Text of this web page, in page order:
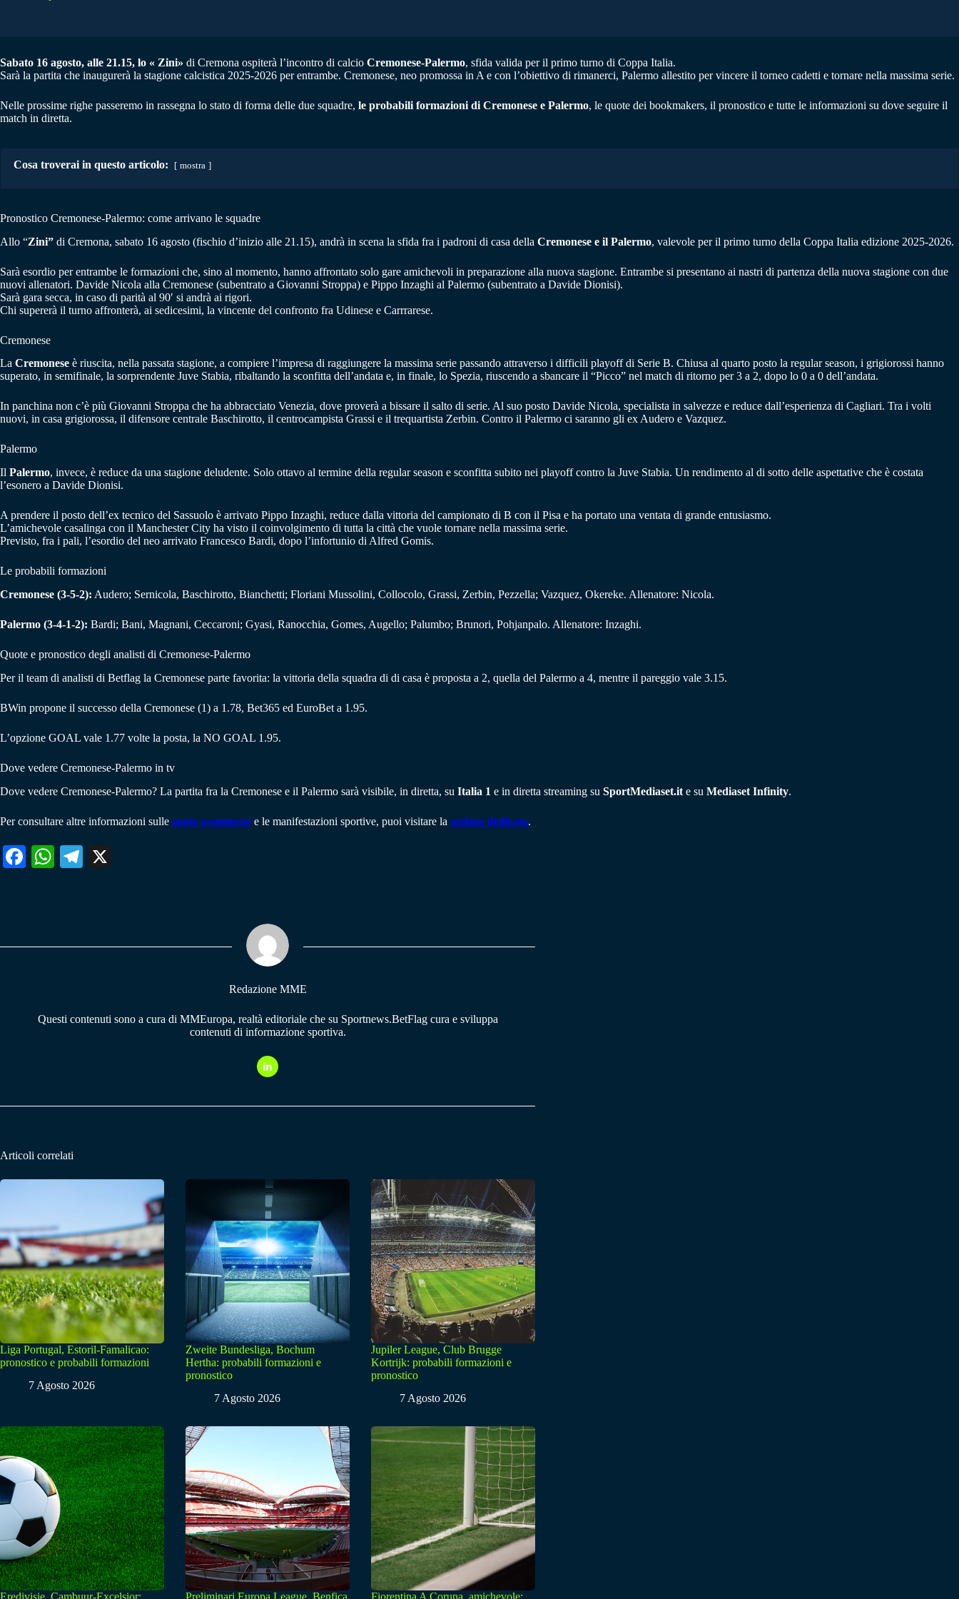
Sabato 16 agosto, alle 21.15, lo « Zini» di Cremona ospiterà l’incontro di calcio Cremonese-Palermo, sfida valida per il primo turno di Coppa Italia.
Sarà la partita che inaugurerà la stagione calcistica 2025-2026 per entrambe. Cremonese, neo promossa in A e con l’obiettivo di rimanerci, Palermo allestito per vincere il torneo cadetti e tornare nella massima serie.
Nelle prossime righe passeremo in rassegna lo stato di forma delle due squadre, le probabili formazioni di Cremonese e Palermo, le quote dei bookmakers, il pronostico e tutte le informazioni su dove seguire il
match in diretta.
Cosa troverai in questo articolo: mostra
Pronostico Cremonese-Palermo: come arrivano le squadre
Allo “Zini” di Cremona, sabato 16 agosto (fischio d’inizio alle 21.15), andrà in scena la sfida fra i padroni di casa della Cremonese e il Palermo, valevole per il primo turno della Coppa Italia edizione 2025-2026.
Sarà esordio per entrambe le formazioni che, sino al momento, hanno affrontato solo gare amichevoli in preparazione alla nuova stagione. Entrambe si presentano ai nastri di partenza della nuova stagione con due
nuovi allenatori. Davide Nicola alla Cremonese (subentrato a Giovanni Stroppa) e Pippo Inzaghi al Palermo (subentrato a Davide Dionisi).
Sarà gara secca, in caso di parità al 90′ si andrà ai rigori.
Chi supererà il turno affronterà, ai sedicesimi, la vincente del confronto fra Udinese e Carrrarese.
Cremonese
La Cremonese è riuscita, nella passata stagione, a compiere l’impresa di raggiungere la massima serie passando attraverso i difficili playoff di Serie B. Chiusa al quarto posto la regular season, i grigiorossi hanno
superato, in semifinale, la sorprendente Juve Stabia, ribaltando la sconfitta dell’andata e, in finale, lo Spezia, riuscendo a sbancare il “Picco” nel match di ritorno per 3 a 2, dopo lo 0 a 0 dell’andata.
In panchina non c’è più Giovanni Stroppa che ha abbracciato Venezia, dove proverà a bissare il salto di serie. Al suo posto Davide Nicola, specialista in salvezze e reduce dall’esperienza di Cagliari. Tra i volti
nuovi, in casa grigiorossa, il difensore centrale Baschirotto, il centrocampista Grassi e il trequartista Zerbin. Contro il Palermo ci saranno gli ex Audero e Vazquez.
Palermo
Il Palermo, invece, è reduce da una stagione deludente. Solo ottavo al termine della regular season e sconfitta subito nei playoff contro la Juve Stabia. Un rendimento al di sotto delle aspettative che è costata
l’esonero a Davide Dionisi.
A prendere il posto dell’ex tecnico del Sassuolo è arrivato Pippo Inzaghi, reduce dalla vittoria del campionato di B con il Pisa e ha portato una ventata di grande entusiasmo.
L’amichevole casalinga con il Manchester City ha visto il coinvolgimento di tutta la città che vuole tornare nella massima serie.
Previsto, fra i pali, l’esordio del neo arrivato Francesco Bardi, dopo l’infortunio di Alfred Gomis.
Le probabili formazioni
Cremonese (3-5-2): Audero; Sernicola, Baschirotto, Bianchetti; Floriani Mussolini, Collocolo, Grassi, Zerbin, Pezzella; Vazquez, Okereke. Allenatore: Nicola.
Palermo (3-4-1-2): Bardi; Bani, Magnani, Ceccaroni; Gyasi, Ranocchia, Gomes, Augello; Palumbo; Brunori, Pohjanpalo. Allenatore: Inzaghi.
Quote e pronostico degli analisti di Cremonese-Palermo
Per il team di analisti di Betflag la Cremonese parte favorita: la vittoria della squadra di di casa è proposta a 2, quella del Palermo a 4, mentre il pareggio vale 3.15.
BWin propone il successo della Cremonese (1) a 1.78, Bet365 ed EuroBet a 1.95.
L’opzione GOAL vale 1.77 volte la posta, la NO GOAL 1.95.
Dove vedere Cremonese-Palermo in tv
Dove vedere Cremonese-Palermo? La partita fra la Cremonese e il Palermo sarà visibile, in diretta, su Italia 1 e in diretta streaming su SportMediaset.it e su Mediaset Infinity.
Per consultare altre informazioni sulle quote scommesse e le manifestazioni sportive, puoi visitare la sezione dedicata.
Fa W
pp
Te
m
Redazione MME
Questi contenuti sono a cura di MMEuropa, realtà editoriale che su Sportnews.BetFlag cura e sviluppa
contenuti di informazione sportiva.
Articoli correlati
Liga Portugal, Estoril-Famalicao:
pronostico e probabili formazioni
7 Agosto 2026
Zweite Bundesliga, Bochum
Hertha: probabili formazioni e
pronostico
7 Agosto 2026
Jupiler League, Club Brugge
Kortrijk: probabili formazioni e
pronostico
7 Agosto 2026